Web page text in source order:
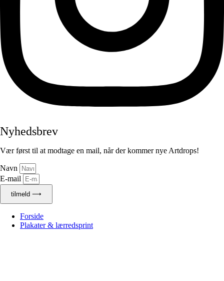
Nyhedsbrev
Vær først til at modtage en mail, når der kommer nye Artdrops!
Navn
E-mail
tilmeld ⟶
Forside
Plakater & lærredsprint